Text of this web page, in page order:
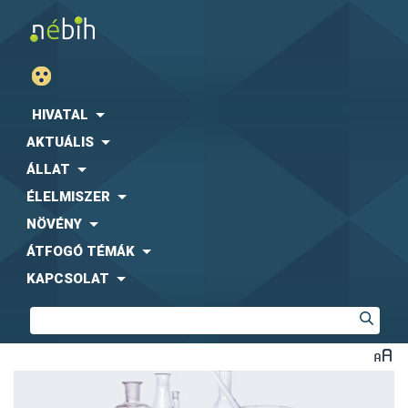
HIVATAL
AKTUÁLIS
ÁLLAT
ÉLELMISZER
NÖVÉNY
ÁTFOGÓ TÉMÁK
KAPCSOLAT